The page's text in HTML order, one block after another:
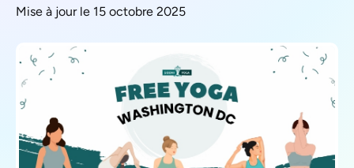
Mise à jour le 15 octobre 2025